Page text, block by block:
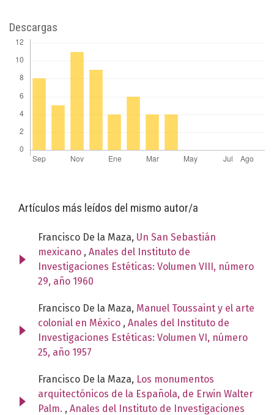
Descargas
Artículos más leídos del mismo autor/a
Francisco De la Maza, Un San Sebastián
mexicano , Anales del Instituto de
Investigaciones Estéticas: Volumen VIII, número
29, año 1960
Francisco De la Maza, Manuel Toussaint y el arte
colonial en México , Anales del Instituto de
Investigaciones Estéticas: Volumen VI, número
25, año 1957
Francisco De la Maza, Los monumentos
arquitectónicos de la Española, de Erwin Walter
Palm. , Anales del Instituto de Investigaciones